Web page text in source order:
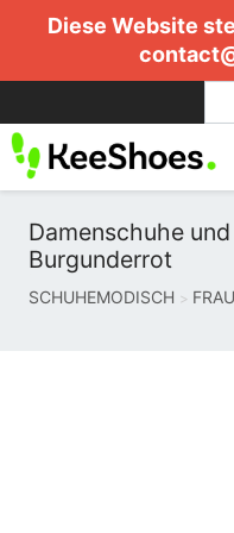
Diese Website
Damenschuhe
Burgunderrot
SCHUHEMODISCH